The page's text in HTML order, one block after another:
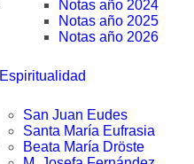
Notas año 2024
Notas año 2025
Notas año 2026
Espiritualidad
San Juan Eudes
Santa María Eufrasia
Beata María Dröste